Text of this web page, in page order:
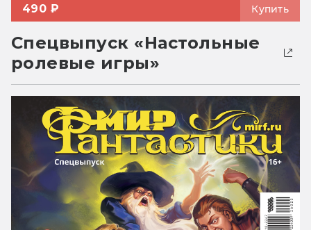
490 ₽ Купить
Спецвыпуск «Настольные
ролевые игры»